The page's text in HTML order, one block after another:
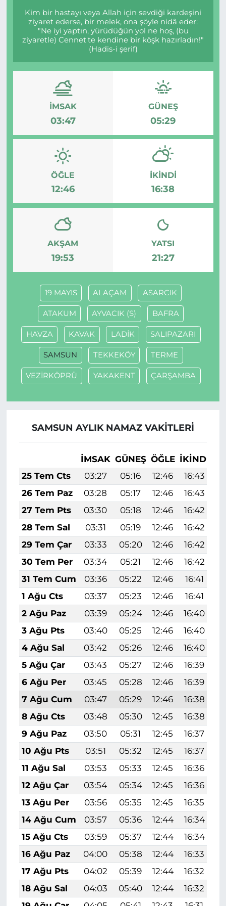
Kim bir hastayı veya Allah için sevdiği kardeşini
ziyaret ederse, bir melek, ona şöyle nidâ eder:
"Ne iyi yaptın, yürüdüğün yol ne hoş, (bu
ziyaretle) Cennet'te kendine bir köşk hazırladın!"
(Hadis-i şerif)
İMSAK
03:47
GÜNEŞ
05:29
ÖĞLE
12:46
İKINDI
16:38
AKŞAM
19:53
YATSI
21:27
19 MAYIS ALAÇAM ASARCIK
ATAKUM AYVACIK (S) BAFRA
HAVZA KAVAK LADİK SALIPAZARI
SAMSUN TEKKEKÖY TERME
VEZİRKÖPRÜ YAKAKENT ÇARŞAMBA
SAMSUN AYLIK NAMAZ VAKITLERI
İMSAK GÜNEŞ ÖĞLE İKINDI
25 Tem Cts
03:27 05:16 12:46 16:43
26 Tem Paz
03:28 05:17 12:46 16:43
27 Tem Pts
03:30 05:18 12:46 16:42
28 Tem Sal
03:31 05:19 12:46 16:42
29 Tem Çar
03:33 05:20 12:46 16:42
30 Tem Per
03:34 05:21 12:46 16:42
31 Tem Cum
03:36 05:22 12:46 16:41
1 Ağu Cts
03:37 05:23 12:46 16:41
2 Ağu Paz
03:39 05:24 12:46 16:40
3 Ağu Pts
03:40 05:25 12:46 16:40
4 Ağu Sal
03:42 05:26 12:46 16:40
5 Ağu Çar
03:43 05:27 12:46 16:39
6 Ağu Per
03:45 05:28 12:46 16:39
7 Ağu Cum
03:47 05:29 12:46 16:38
8 Ağu Cts
03:48 05:30 12:45 16:38
9 Ağu Paz
03:50 05:31 12:45 16:37
10 Ağu Pts
03:51 05:32 12:45 16:37
11 Ağu Sal
03:53 05:33 12:45 16:36
12 Ağu Çar
03:54 05:34 12:45 16:36
13 Ağu Per
03:56 05:35 12:45 16:35
14 Ağu Cum
03:57 05:36 12:44 16:34
15 Ağu Cts
03:59 05:37 12:44 16:34
16 Ağu Paz
04:00 05:38 12:44 16:33
17 Ağu Pts
04:02 05:39 12:44 16:32
18 Ağu Sal
04:03 05:40 12:44 16:32